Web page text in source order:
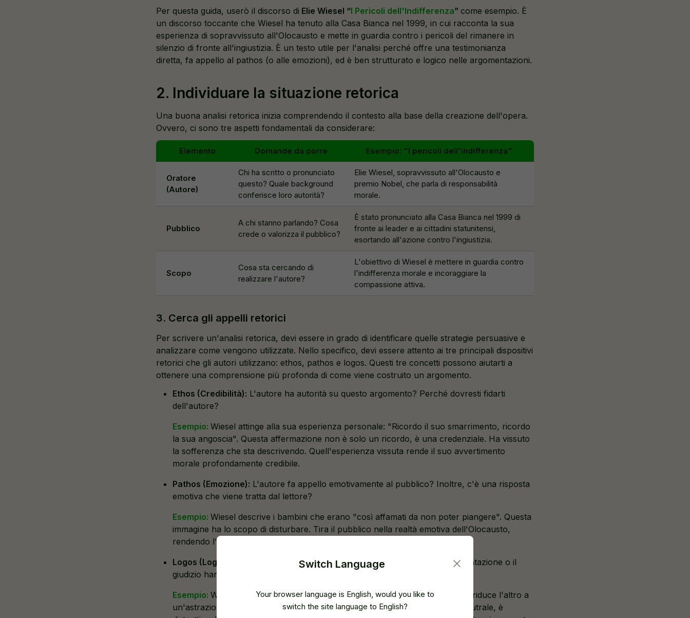
Per questa guida, userò il discorso di Elie Wiesel “I Pericoli dell'Indifferenza” come esempio. È
un discorso toccante che Wiesel ha tenuto alla Casa Bianca nel 1999, in cui racconta la sua
esperienza di sopravvissuto all'Olocausto e mette in guardia contro i pericoli del rimanere in
silenzio di fronte all'ingiustizia. È un testo utile per l'analisi perché offre una testimonianza
diretta, fa appello al pathos (o alle emozioni), ed è ben strutturato e logico nelle argomentazioni.
2. Individuare la situazione retorica
Una buona analisi retorica inizia comprendendo il contesto alla base della creazione dell'opera.
Ovvero, ci sono tre aspetti fondamentali da considerare:
Elemento Domande da porre Esempio: "I pericoli dell'indifferenza"
Oratore
(Autore)
Chi ha scritto o pronunciato
questo? Quale background
conferisce loro autorità?
Elie Wiesel, sopravvissuto all'Olocausto e
premio Nobel, che parla di responsabilità
morale.
Pubblico
A chi stanno parlando? Cosa
crede o valorizza il pubblico?
È stato pronunciato alla Casa Bianca nel 1999 di
fronte ai leader e ai cittadini statunitensi,
esortando all'azione contro l'ingiustizia.
Scopo
Cosa sta cercando di
realizzare l'autore?
L'obiettivo di Wiesel è mettere in guardia contro
l'indifferenza morale e incoraggiare la
compassione attiva.
3. Cerca gli appelli retorici
Per scrivere un'analisi retorica, devi essere in grado di identificare quelle strategie persuasive e
analizzare come vengono utilizzate. Nello specifico, devi essere attento ai tre principali dispositivi
retorici che gli autori utilizzano: ethos, pathos e logos. Questi tre concetti possono aiutarti a
ottenere una comprensione più profonda di come viene costruito un argomento.
Ethos (Credibilità): L'autore ha autorità su questo argomento? Perché dovresti fidarti
dell'autore?
Esempio: Wiesel attinge alla sua esperienza personale: "Ricordo il suo smarrimento, ricordo
la sua angoscia". Questa affermazione non è solo un ricordo, è una credenziale. Ha vissuto
la sofferenza che sta descrivendo. Quell'esperienza vissuta rende il suo avvertimento
morale profondamente credibile.
Pathos (Emozione): L'autore fa appello emotivamente al pubblico? Inoltre, c'è una risposta
emotiva che viene tratta dal lettore?
Esempio: Wiesel descrive i bambini che erano "così affamati da non poter piangere". Questa
immagine ha lo scopo di disturbare. Tira il pubblico nella realtà emotiva dell'Olocausto,
rendendo l'inazione impossibile.
Logos (Logica):
Logos si riferisce alla logica applicata nelle prove. L'argomentazione o il
giudizio hanno senso? Ci sono prove in qualsiasi forma?
Esempio: Wiesel non parla solo di sentimenti. Delinea schemi: "L'indifferenza riduce l'altro a
un'astrazione". Questa struttura logica spiega perché l'indifferenza non è neutrale, è
Switch Language
Your browser language is English, would you like to
switch the site language to English?